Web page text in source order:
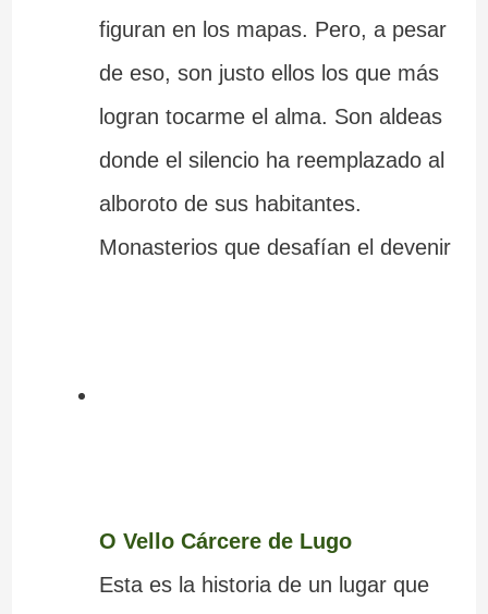
figuran en los mapas. Pero, a pesar
de eso, son justo ellos los que más
logran tocarme el alma. Son aldeas
donde el silencio ha reemplazado al
alboroto de sus habitantes.
Monasterios que desafían el devenir
O Vello Cárcere de Lugo
Esta es la historia de un lugar que